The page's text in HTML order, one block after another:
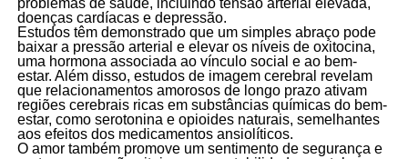
doenças cardíacas e depressão.
Estudos têm demonstrado que um simples abraço pode
baixar a pressão arterial e elevar os níveis de oxitocina,
uma hormona associada ao vínculo social e ao bem-
estar. Além disso, estudos de imagem cerebral revelam
que relacionamentos amorosos de longo prazo ativam
regiões cerebrais ricas em substâncias químicas do bem-
estar, como serotonina e opioides naturais, semelhantes
aos efeitos dos medicamentos ansiolíticos.
O amor também promove um sentimento de segurança e